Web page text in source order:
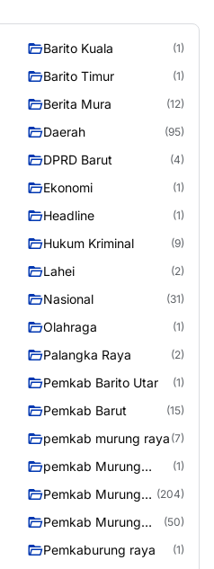
Barito Kuala (1)
Barito Timur (1)
Berita Mura (12)
Daerah (95)
DPRD Barut (4)
Ekonomi (1)
Headline (1)
Hukum Kriminal (9)
Lahei (2)
Nasional (31)
Olahraga (1)
Palangka Raya (2)
Pemkab Barito Utar (1)
Pemkab Barut (15)
pemkab murung raya (7)
pemkab Murung
(1)
Pemkab Murung
(204)
Pemkab Murung
(50)
Pemkaburung raya (1)